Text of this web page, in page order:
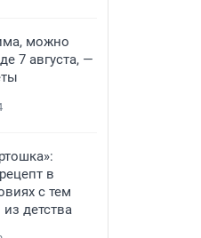
можно
7 августа, —
в
с тем
детства